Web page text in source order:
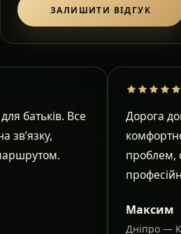
ЗАЛИШИТИ ВІДГУК
батьків. Все
зв’язку,
Дорога
проблем,
Максим
Дніпро —